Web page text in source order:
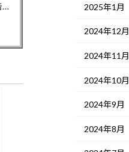
尾上松也「八つ墓村」 主題歌はB’z松本孝弘率いるTMGの「DOOM」に決定、メインビジュアル＆本予告編も解禁
2025年1月
2024年12月
2024年11月
2024年10月
2024年9月
2024年8月